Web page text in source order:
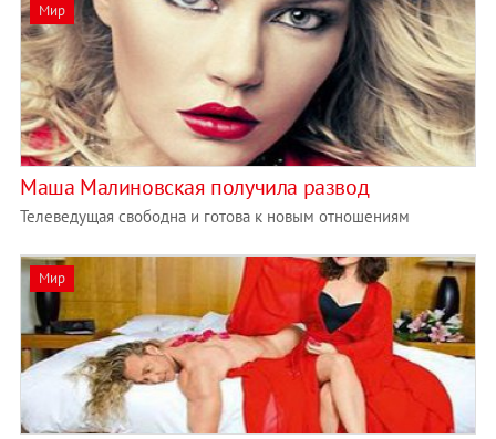
Мир
Маша Малиновская получила развод
Телеведущая свободна и готова к новым отношениям
Мир